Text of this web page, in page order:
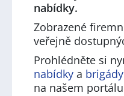
nabídky.
Zobrazené
veřejně
Prohlédněte si
nabídky a brigády
na našem